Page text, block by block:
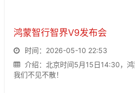
鸿蒙智行智界V9发布会
时间：2026-05-10 22:53
介绍：北京时间5月15日14:30，鸿
我们不见不散！